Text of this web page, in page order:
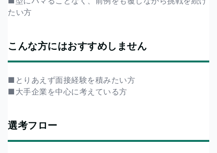
たい方
こんな方にはおすすめしません
■とりあえず面接経験を積みたい方
■大手企業を中心に考えている方
選考フロー